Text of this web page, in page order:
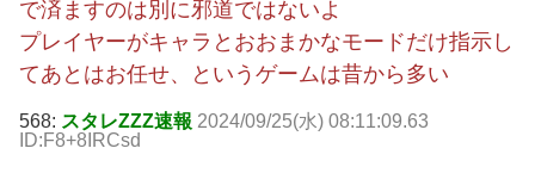
で済ますのは別に邪道ではないよ
プレイヤーがキャラとおおまかなモードだけ指示し
てあとはお任せ、というゲームは昔から多い
568: スタレZZZ速報 2024/09/25(水) 08:11:09.63
ID:F8+8IRCsd